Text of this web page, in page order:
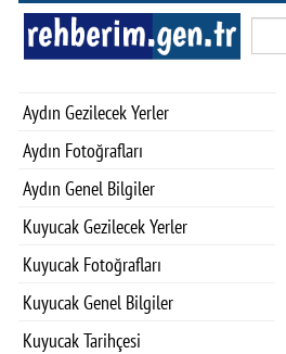
Aydın Gezilecek Yerler
Aydın Fotoğrafları
Aydın Genel Bilgiler
Kuyucak Gezilecek Yerler
Kuyucak Fotoğrafları
Kuyucak Genel Bilgiler
Kuyucak Tarihçesi